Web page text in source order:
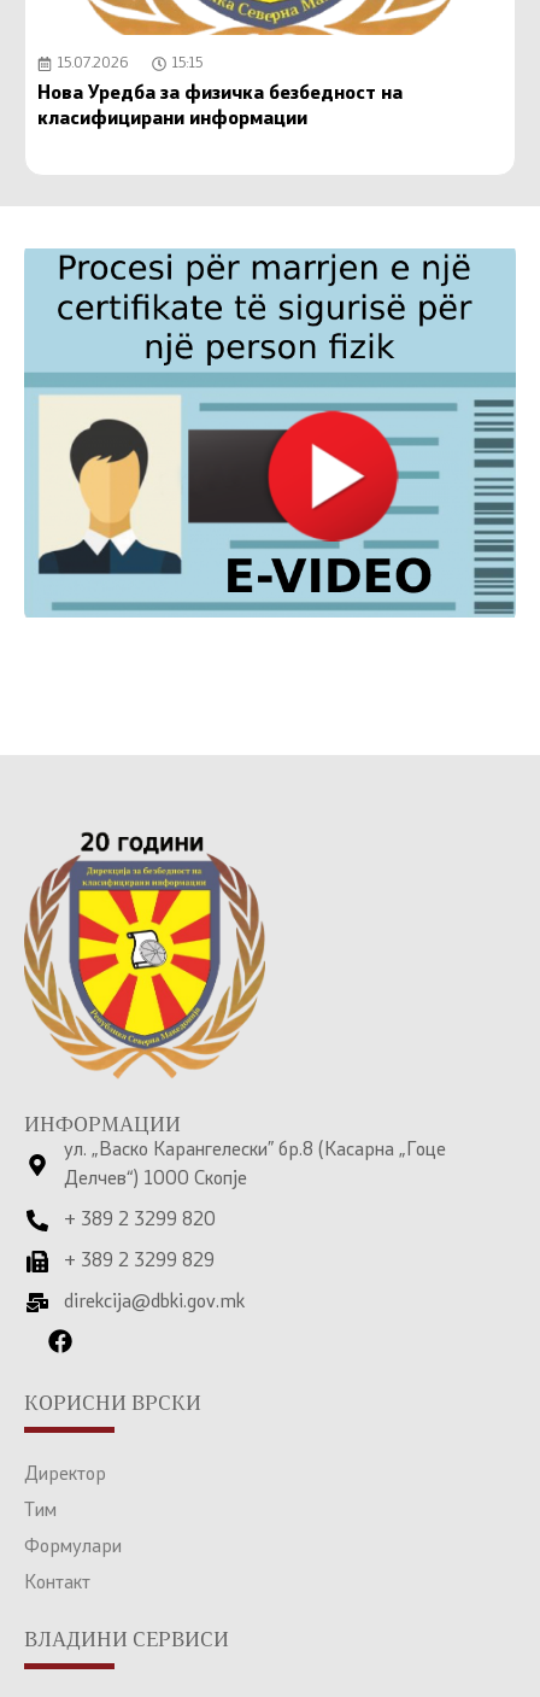
15.07.2026 15:15
Нова Уредба за физичка безбедност на
класифицирани информации
ИНФОРМАЦИИ
ул. „Васко Карангелески” бр.8 (Касарна „Гоце
Делчев“) 1000 Скопје
+ 389 2 3299 820
+ 389 2 3299 829
direkcija@dbki.gov.mk
КОРИСНИ ВРСКИ
Директор
Тим
Формулари
Контакт
ВЛАДИНИ СЕРВИСИ